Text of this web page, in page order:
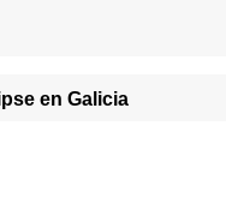
en Galicia